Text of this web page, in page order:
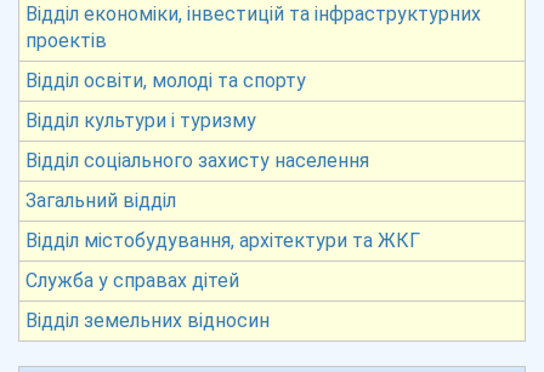
Відділ економіки, інвестицій та інфраструктурних
проектів
Відділ освіти, молоді та спорту
Відділ культури і туризму
Відділ соціального захисту населення
Загальний відділ
Відділ містобудування, архітектури та ЖКГ
Служба у справах дітей
Відділ земельних відносин